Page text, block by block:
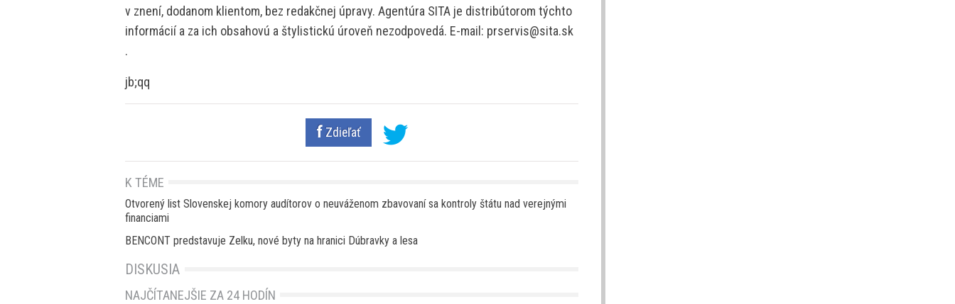
v znení, dodanom klientom, bez redakčnej úpravy. Agentúra SITA je distribútorom týchto
informácií a za ich obsahovú a štylistickú úroveň nezodpovedá. E-mail: prservis@sita.sk
.
jb;qq
Zdieľať
K TÉME
Otvorený list Slovenskej komory audítorov o neuváženom zbavovaní sa kontroly štátu nad verejnými
financiami
BENCONT predstavuje Zelku, nové byty na hranici Dúbravky a lesa
DISKUSIA
NAJČÍTANEJŠIE ZA 24 HODÍN